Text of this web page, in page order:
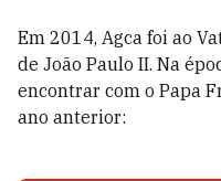
Em 2014, Agca foi ao
de João Paulo II. Na
encontrar com o Papa
ano anterior: